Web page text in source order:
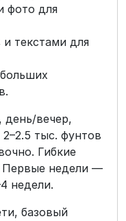
фото для
и текстами для
день/вечер,
тыс. фунтов
Гибкие
Первые недели —
недели.
базовый